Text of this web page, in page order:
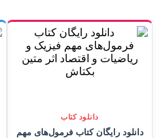
دانلود کتاب
دانلود رایگان کتاب فرمول‌های مهم